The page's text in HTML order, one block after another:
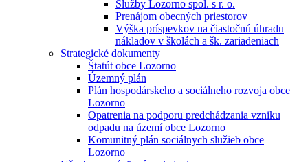
Služby Lozorno spol. s r. o.
Prenájom obecných priestorov
Výška príspevkov na čiastočnú úhradu
nákladov v školách a šk. zariadeniach
Strategické dokumenty
Štatút obce Lozorno
Územný plán
Plán hospodárskeho a sociálneho rozvoja obce
Lozorno
Opatrenia na podporu predchádzania vzniku
odpadu na území obce Lozorno
Komunitný plán sociálnych služieb obce
Lozorno